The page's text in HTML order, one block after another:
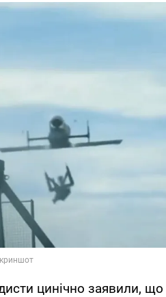
цинічно заявили, що